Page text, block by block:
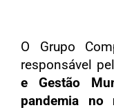
O Grupo
responsável
e Gestão
pandemia no